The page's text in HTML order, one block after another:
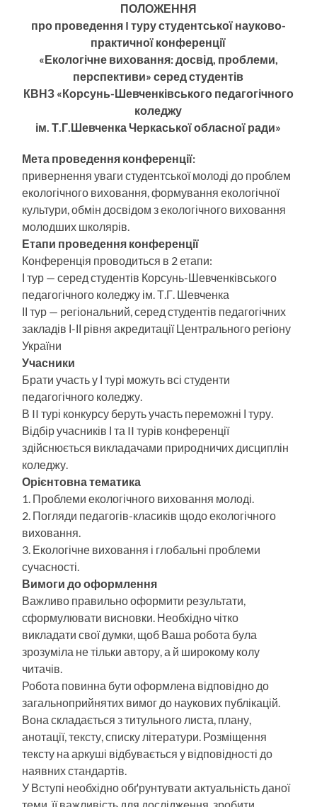
ПОЛОЖЕННЯ
про проведення I туру студентської науково-
практичної конференції
«Екологічне виховання: досвід, проблеми,
перспективи» серед студентів
КВНЗ «Корсунь-Шевченківського педагогічного
коледжу
ім. Т.Г.Шевченка Черкаської обласної ради»
Мета проведення конференції:
привернення уваги студентської молоді до проблем
екологічного виховання, формування екологічної
культури, обмін досвідом з екологічного виховання
молодших школярів.
Етапи проведення конференції
Конференція проводиться в 2 етапи:
І тур — серед студентів Корсунь-Шевченківського
педагогічного коледжу ім. Т.Г. Шевченка
ІІ тур — регіональний, серед студентів педагогічних
закладів І-ІІ рівня акредитації Центрального регіону
України
Учасники
Брати участь у І турі можуть всі студенти
педагогічного коледжу.
В II турі конкурсу беруть участь переможні І туру.
Відбір учасників І та II турів конференції
здійснюється викладачами природничих дисциплін
коледжу.
Орієнтовна тематика
1. Проблеми екологічного виховання молоді.
2. Погляди педагогів-класиків щодо екологічного
виховання.
3. Екологічне виховання і глобальні проблеми
сучасності.
Вимоги до оформлення
Важливо правильно оформити результати,
сформулювати висновки. Необхідно чітко
викладати свої думки, щоб Ваша робота була
зрозуміла не тільки автору, а й широкому колу
читачів.
Робота повинна бути оформлена відповідно до
загальноприйнятих вимог до наукових публікацій.
Вона складається з титульного листа, плану,
анотації, тексту, списку літератури. Розміщення
тексту на аркуші відбувається у відповідності до
наявних стандартів.
У Вступі необхідно обґрунтувати актуальність даної
теми, її важливість для дослідження, зробити